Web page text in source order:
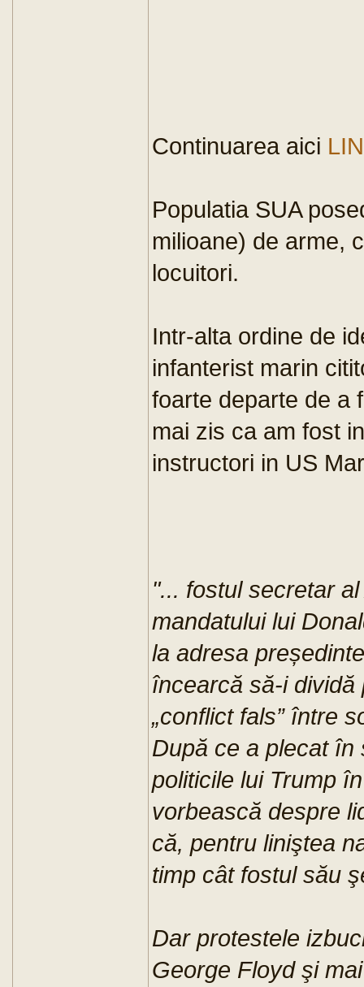
Continuarea aici
Populatia SUA
milioane) de arme,
locuitori.
Intr-alta ordine de
infanterist marin
foarte departe de a
mai zis ca am fost
instructori in US
"... fostul secretar
mandatului lui
la adresa
încearcă să-i dividă
„conflict fals” între
După ce a plecat în
politicile lui Trump
vorbească despre
că, pentru liniştea
timp cât fostul său
Dar protestele
George Floyd şi